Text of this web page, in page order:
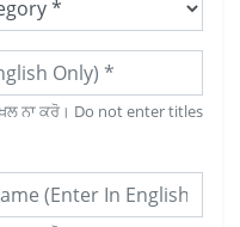
ਨਾ ਕਰੋ। Do not enter titles